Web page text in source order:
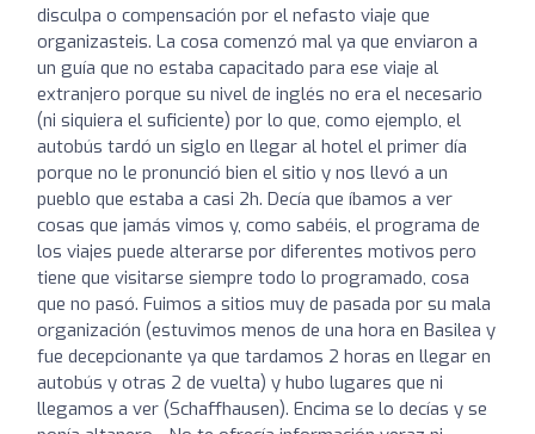
disculpa o compensación por el nefasto viaje que
organizasteis. La cosa comenzó mal ya que enviaron a
un guía que no estaba capacitado para ese viaje al
extranjero porque su nivel de inglés no era el necesario
(ni siquiera el suficiente) por lo que, como ejemplo, el
autobús tardó un siglo en llegar al hotel el primer día
porque no le pronunció bien el sitio y nos llevó a un
pueblo que estaba a casi 2h. Decía que íbamos a ver
cosas que jamás vimos y, como sabéis, el programa de
los viajes puede alterarse por diferentes motivos pero
tiene que visitarse siempre todo lo programado, cosa
que no pasó. Fuimos a sitios muy de pasada por su mala
organización (estuvimos menos de una hora en Basilea y
fue decepcionante ya que tardamos 2 horas en llegar en
autobús y otras 2 de vuelta) y hubo lugares que ni
llegamos a ver (Schaffhausen). Encima se lo decías y se